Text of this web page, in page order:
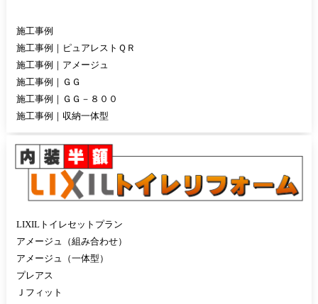
施工事例
施工事例｜ピュアレストＱＲ
施工事例｜アメージュ
施工事例｜ＧＧ
施工事例｜ＧＧ－８００
施工事例｜収納一体型
LIXILトイレセットプラン
アメージュ（組み合わせ）
アメージュ（一体型）
プレアス
Ｊフィット